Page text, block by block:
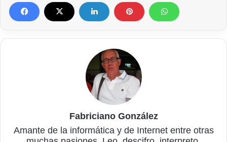
Fabriciano González
Amante de la informática y de Internet entre otras